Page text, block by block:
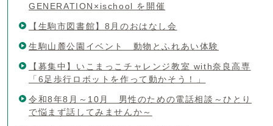
GENERATION×ischool を開催
【生駒市図書館】8月のおはなし会
生駒山麓公園イベント 動物とふれあい体験
【募集中】いこまっこチャレンジ教室 with奈良高専
「6足歩行ロボットを作って動かそう！」
令和8年8月～10月 男性のための電話相談～ひとり
で悩まず話してみませんか～